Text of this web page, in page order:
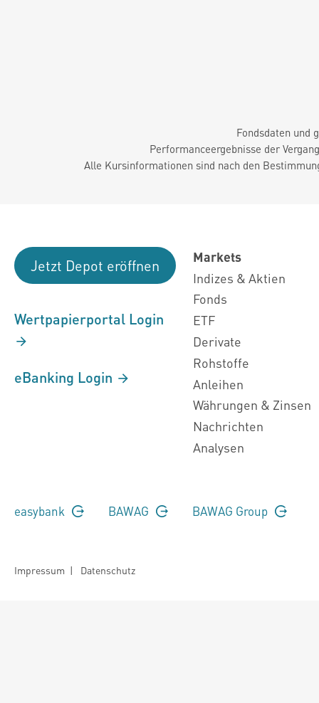
Fondsdaten und
Performanceergebnisse der
Alle Kursinformationen sind nach den
Jetzt Depot eröffnen
Wertpapierportal Login
eBanking Login
Markets
Indizes & Aktien
Fonds
ETF
Derivate
Rohstoffe
Anleihen
Währungen & Zinsen
Nachrichten
Analysen
easybank BAWAG BAWAG Group
Impressum | Datenschutz